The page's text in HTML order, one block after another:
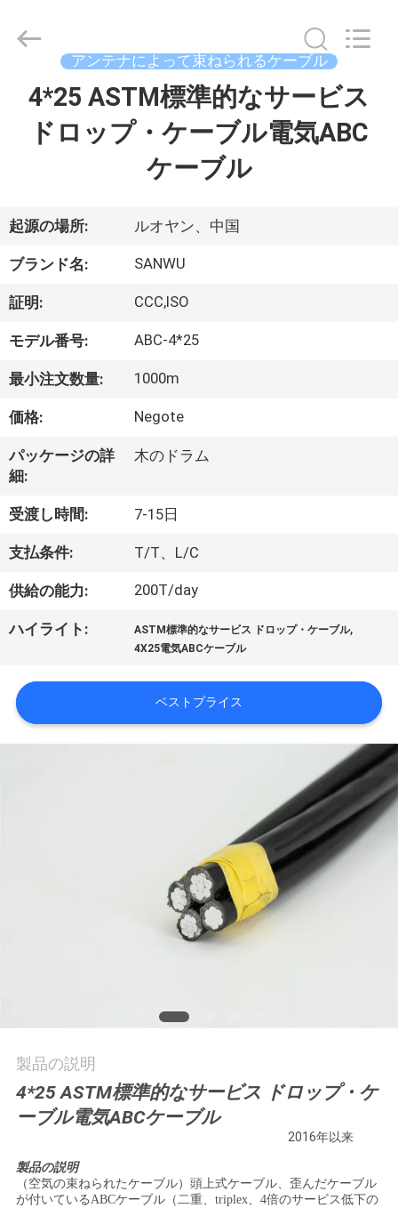
ダ
ク
ト
私
に
つ
い
て
工
場
行
連
絡
し
な
さ
supplier.
Copyright
Luoyang
アンテナによって束ねられるケーブル
4*25 ASTM標準的なサービス
ドロップ・ケーブル電気ABC
ケーブル
起源の場所: ルオヤン、中国
ブランド名: SANWU
証明: CCC,ISO
モデル番号: ABC-4*25
最小注文数量: 1000m
価格: Negote
パッケージの詳
細:
木のドラム
受渡し時間: 7-15日
支払条件: T/T、L/C
供給の能力: 200T/day
ハイライト: ASTM標準的なサービス ドロップ・ケーブル,
4X25電気ABCケーブル
ベストプライス
製品の説明
4*25 ASTM標準的なサービス ドロップ・ケ
ーブル電気ABCケーブル
2016年以来
製品の説明
（空気の束ねられたケーブル）頭上式ケーブル、歪んだケーブル
が付いているABCケーブル（二重、triplex、4倍のサービス低下の